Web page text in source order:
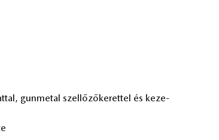
gun­me­tal szel­lő­ző­ke­ret­tel és ke­ze­